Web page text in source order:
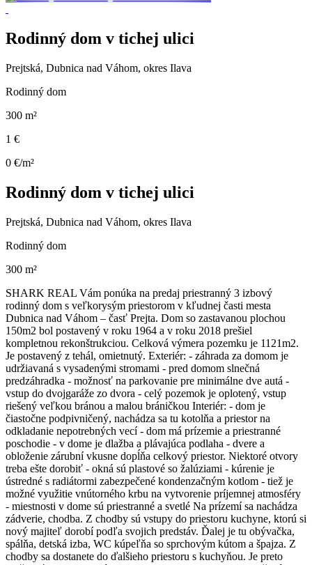
Rodinný dom v tichej ulici
Prejtská, Dubnica nad Váhom, okres Ilava
Rodinný dom
300 m²
1 €
0 €/m²
Rodinný dom v tichej ulici
Prejtská, Dubnica nad Váhom, okres Ilava
Rodinný dom
300 m²
SHARK REAL Vám ponúka na predaj priestranný 3 izbový
rodinný dom s veľkorysým priestorom v kľudnej časti mesta
Dubnica nad Váhom – časť Prejta. Dom so zastavanou plochou
150m2 bol postavený v roku 1964 a v roku 2018 prešiel
kompletnou rekonštrukciou. Celková výmera pozemku je 1121m2.
Je postavený z tehál, omietnutý. Exteriér: - záhrada za domom je
udržiavaná s vysadenými stromami - pred domom slnečná
predzáhradka - možnosť na parkovanie pre minimálne dve autá -
vstup do dvojgaráže zo dvora - celý pozemok je oplotený, vstup
riešený veľkou bránou a malou bráničkou Interiér: - dom je
čiastočne podpivničený, nachádza sa tu kotolňa a priestor na
odkladanie nepotrebných vecí - dom má prízemie a priestranné
poschodie - v dome je dlažba a plávajúca podlaha - dvere a
obloženie zárubní vkusne dopĺňa celkový priestor. Niektoré otvory
treba ešte dorobiť - okná sú plastové so žalúziami - kúrenie je
ústredné s radiátormi zabezpečené kondenzačným kotlom - tiež je
možné využitie vnútorného krbu na vytvorenie príjemnej atmosféry
- miestnosti v dome sú priestranné a svetlé Na prízemí sa nachádza
zádverie, chodba. Z chodby sú vstupy do priestoru kuchyne, ktorú si
nový majiteľ dorobí podľa svojich predstáv. Ďalej je tu obývačka,
spálňa, detská izba, WC kúpeľňa so sprchovým kútom a špajza. Z
chodby sa dostanete do ďalšieho priestoru s kuchyňou. Je preto